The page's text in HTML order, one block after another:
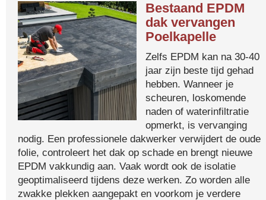
Bestaand EPDM
dak vervangen
Poelkapelle
Zelfs EPDM kan na 30-40
jaar zijn beste tijd gehad
hebben. Wanneer je
scheuren, loskomende
naden of waterinfiltratie
opmerkt, is vervanging
nodig. Een professionele dakwerker verwijdert de oude
folie, controleert het dak op schade en brengt nieuwe
EPDM vakkundig aan. Vaak wordt ook de isolatie
geoptimaliseerd tijdens deze werken. Zo worden alle
zwakke plekken aangepakt en voorkom je verdere